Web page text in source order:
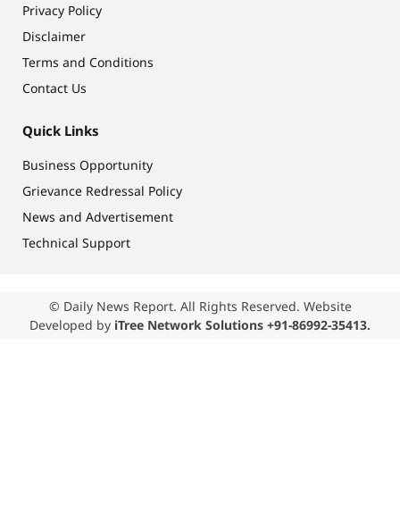
Privacy Policy
Disclaimer
Terms and Conditions
Contact Us
Quick Links
Business Opportunity
Grievance Redressal Policy
News and Advertisement
Technical Support
© Daily News Report. All Rights Reserved. Website
Developed by iTree Network Solutions +91-86992-35413.